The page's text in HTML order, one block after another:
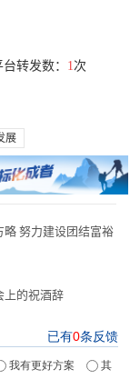
台转发数： 1 次
展
努力建设团结富裕
上的祝酒辞